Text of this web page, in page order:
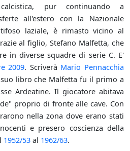
pur continuando a
all'estero con la Nazionale
tifoso laziale, è rimasto vicino al
al figlio, Stefano Malfetta, che
in diverse squadre di serie C. E'
2009. Scriverà Mario Pennacchia
libro che Malfetta fu il primo a
Ardeatine. Il giocatore abitava
proprio di fronte alle cave. Con
nella zona dove erano stati
e presero coscienza della
1952/53 al 1962/63.